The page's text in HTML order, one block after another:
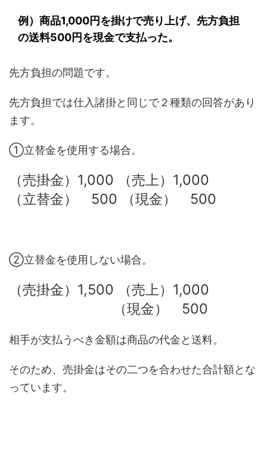
例）商品1,000円を掛けで売り上げ、先方負担
の送料500円を現金で支払った。
先方負担の問題です。
先方負担では仕入諸掛と同じで２種類の回答があり
ます。
①立替金を使用する場合。
（売掛金）1,000 （売上）1,000
（立替金） 500 （現金） 500
②立替金を使用しない場合。
（売掛金）1,500 （売上）1,000
（現金） 500
相手が支払うべき金額は商品の代金と送料。
そのため、売掛金はその二つを合わせた合計額とな
っています。